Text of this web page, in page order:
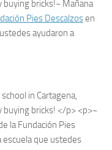
buying bricks!~ Mañana
Pies Descalzosen
ayudaron a